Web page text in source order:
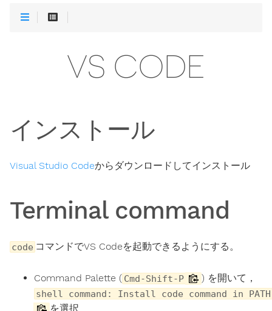
VS CODE
インストール
Visual Studio Codeからダウンロードしてインストール
Terminal command
code コマンドでVS Codeを起動できるようにする。
Command Palette ( Cmd-Shift-P ) を開いて，
shell command: Install code command in PATH
を選択